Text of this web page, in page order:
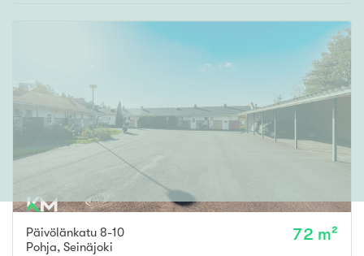
Päivölänkatu 8-10
Pohja, Seinäjoki
72 m²